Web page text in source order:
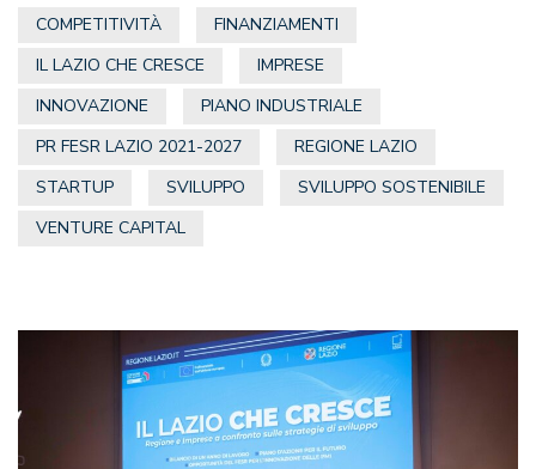
COMPETITIVITÀ
FINANZIAMENTI
IL LAZIO CHE CRESCE
IMPRESE
INNOVAZIONE
PIANO INDUSTRIALE
PR FESR LAZIO 2021-2027
REGIONE LAZIO
STARTUP
SVILUPPO
SVILUPPO SOSTENIBILE
VENTURE CAPITAL